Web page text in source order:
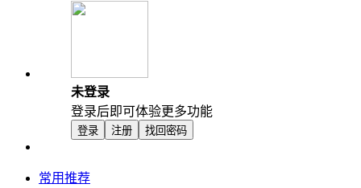
未登录
登录后即可体验更多功能
登录 注册 找回密码
常用推荐